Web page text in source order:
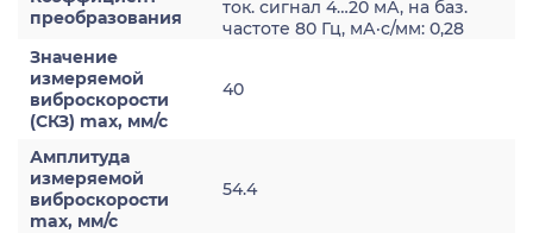
преобразования
ток. сигнал 4…20 мА, на баз.
частоте 80 Гц, мА·с/мм: 0,28
Значение
измеряемой
виброскорости
(СКЗ) max, мм/с
40
Амплитуда
измеряемой
виброскорости
max, мм/с
54.4